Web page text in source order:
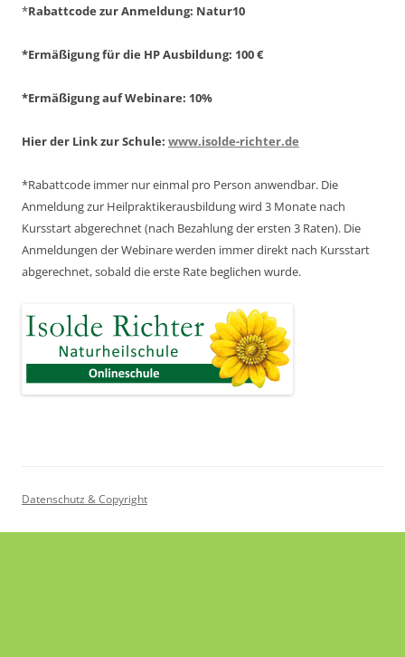
*Rabattcode zur Anmeldung: Natur10
*Ermäßigung für die HP Ausbildung: 100 €
*Ermäßigung auf Webinare: 10%
Hier der Link zur Schule: www.isolde-richter.de
*Rabattcode immer nur einmal pro Person anwendbar. Die
Anmeldung zur Heilpraktikerausbildung wird 3 Monate nach
Kursstart abgerechnet(nach Bezahlung der ersten 3 Raten). Die
Anmeldungen der Webinare werden immer direkt nach Kursstart
abgerechnet,sobald die erste Rate beglichen wurde.
Datenschutz & Copyright